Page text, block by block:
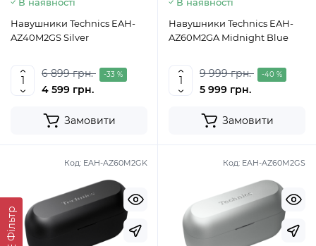
Фільтр
Навушники Technics EAH-
AZ40M2GS Silver
6 899 грн. -33 %
4 599 грн.
Замовити
Навушники Technics EAH-
AZ60M2GA Midnight Blue
9 999 грн. -40 %
5 999 грн.
Замовити
Код: EAH-AZ60M2GK Код: EAH-AZ60M2GS